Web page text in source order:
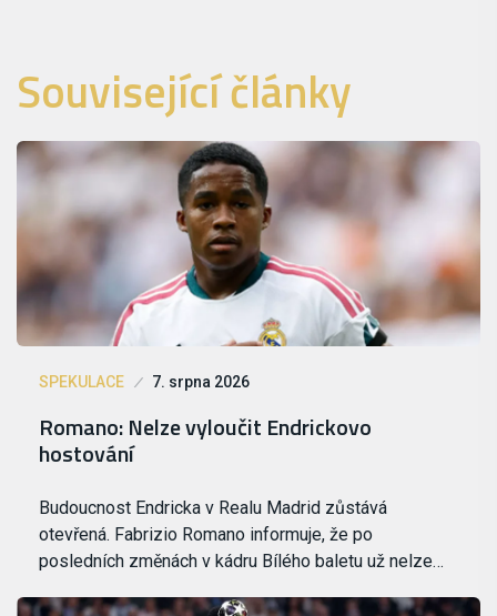
Související články
SPEKULACE 7. srpna 2026
Romano: Nelze vyloučit Endrickovo
hostování
Budoucnost Endricka v Realu Madrid zůstává
otevřená. Fabrizio Romano informuje, že po
posledních změnách v kádru Bílého baletu už nelze…